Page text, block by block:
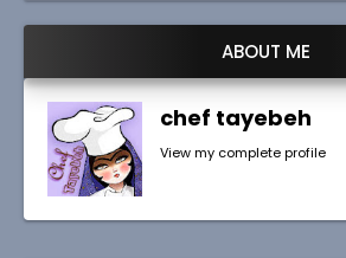
ABOUT ME
chef tayebeh
View my complete profile